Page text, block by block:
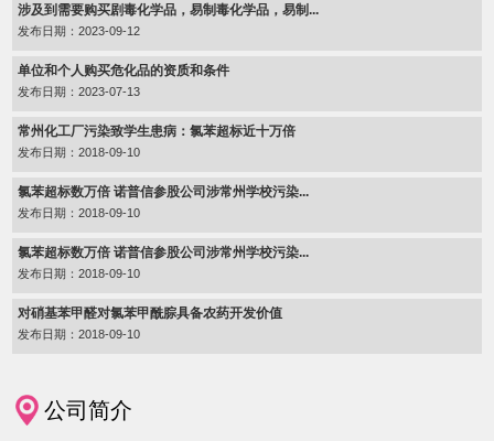
涉及到需要购买剧毒化学品，易制毒化学品，易制...
发布日期：2023-09-12
单位和个人购买危化品的资质和条件
发布日期：2023-07-13
常州化工厂污染致学生患病：氯苯超标近十万倍
发布日期：2018-09-10
氯苯超标数万倍 诺普信参股公司涉常州学校污染...
发布日期：2018-09-10
氯苯超标数万倍 诺普信参股公司涉常州学校污染...
发布日期：2018-09-10
对硝基苯甲醛对氯苯甲酰腙具备农药开发价值
发布日期：2018-09-10
公司简介